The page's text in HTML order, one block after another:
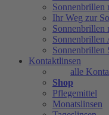
Sonnenbrillen
Ihr Weg zur
Sonnenbrillen
Sonnenbrillen
Sonnenbrillen
Kontaktlinsen
alle
Shop
Pflegemittel
Monatslinsen